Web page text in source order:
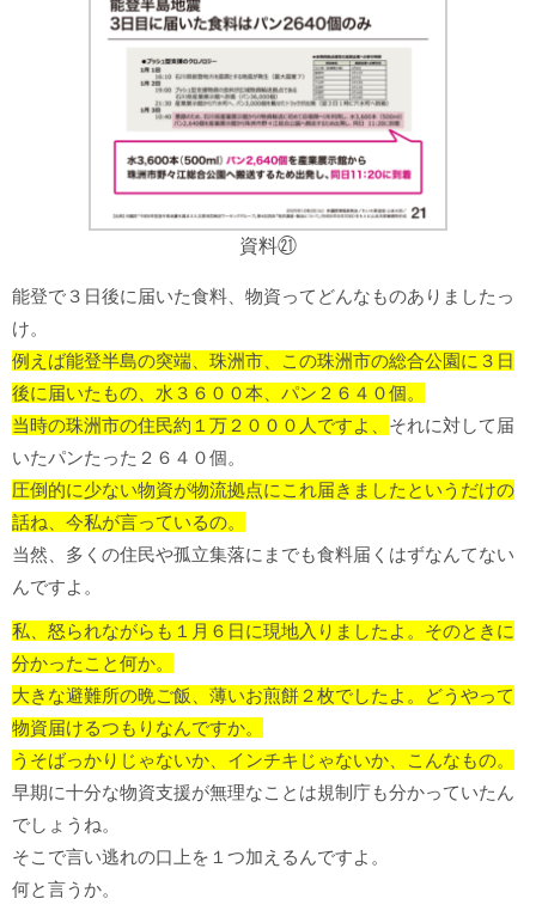
資料㉑
能登で３日後に届いた食料、物資ってどんなものありましたっ
け。
例えば能登半島の突端、珠洲市、この珠洲市の総合公園に３日
後に届いたもの、水３６００本、パン２６４０個。
当時の珠洲市の住民約１万２０００人ですよ、 それに対して届
いたパンたった２６４０個。
圧倒的に少ない物資が物流拠点にこれ届きましたというだけの
話ね、今私が言っているの。
当然、多くの住民や孤立集落にまでも食料届くはずなんてない
んですよ。
私、怒られながらも１月６日に現地入りましたよ。そのときに
分かったこと何か。
大きな避難所の晩ご飯、薄いお煎餅２枚でしたよ。
どうやって
物資届けるつもりなんですか。
うそばっかりじゃないか、インチキじゃないか、こんなもの。
早期に十分な物資支援が無理なことは規制庁も分かっていたん
でしょうね。
そこで言い逃れの口上を１つ加えるんですよ。
何と言うか。